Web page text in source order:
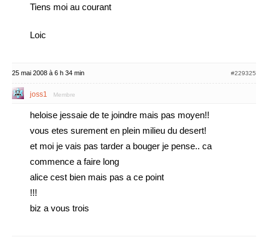
Tiens moi au courant
Loic
25 mai 2008 à 6 h 34 min #229325
joss1 Membre
heloise jessaie de te joindre mais pas moyen!!
vous etes surement en plein milieu du desert!
et moi je vais pas tarder a bouger je pense.. ca
commence a faire long
alice cest bien mais pas a ce point
!!!
biz a vous trois